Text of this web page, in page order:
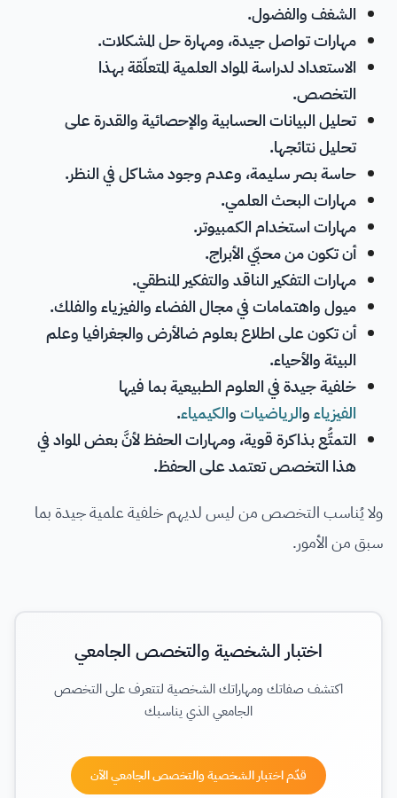
الشغف والفضول.
مهارات تواصل جيدة، ومهارة حل المشكلات.
الاستعداد لدراسة المواد العلمية المتعلّقة بهذا
التخصص.
تحليل البيانات الحسابية والإحصائية والقدرة على
تحليل نتائجها.
حاسة بصر سليمة، وعدم وجود مشاكل في النظر.
مهارات البحث العلمي.
مهارات استخدام الكمبيوتر.
أن تكون من محبّي الأبراج.
مهارات التفكير الناقد والتفكير المنطقي.
ميول واهتمامات في مجالالفضاءوالفيزياءوالفلك.
أن تكون على اطلاع بعلوم ضالأرض والجغرافيا وعلم
البيئة والأحياء.
خلفية جيدة في العلوم الطبيعية بما فيها
الفيزياءوالرياضياتوالكيمياء.
التمتُّع بذاكرة قوية، ومهارات الحفظ لأنَّ بعض المواد في
هذا التخصص تعتمد على الحفظ.
ولا يُناسب التخصص من ليس لديهم خلفية علمية جيدة بما
سبق من الأمور.
اختبار الشخصية والتخصص الجامعي
اكتشف صفاتك ومهاراتك الشخصية لتتعرف على التخصص
الجامعي الذي يناسبك
قدّم اختبار الشخصية والتخصص الجامعي الآن